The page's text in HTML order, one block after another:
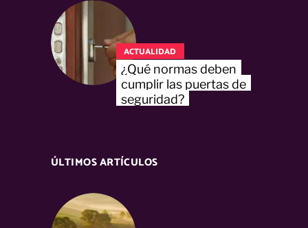
ACTUALIDAD
¿Qué normas deben
cumplir las puertas de
seguridad?
ÚLTIMOS ARTÍCULOS